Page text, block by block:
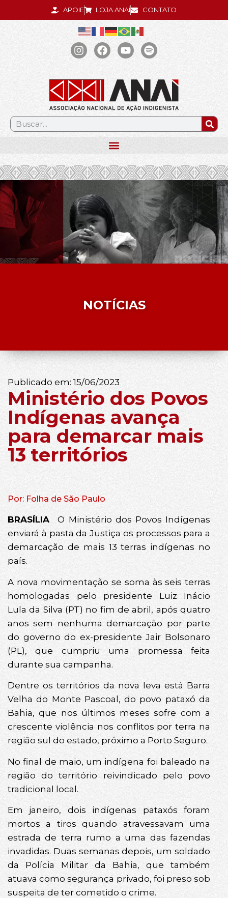
APOIE LOJA ANAÍ CONTATO
.
NOTÍCIAS
Publicado em: 15/06/2023
Ministério dos Povos
Indígenas avança
para demarcar mais
13 territórios
Por: Folha de São Paulo
BRASÍLIAO Ministério dos Povos Indígenas
enviará à pasta da Justiça os processos para a
demarcação de mais 13 terras indígenas no
país.
A nova movimentação se soma às seis terras
homologadas pelo presidente Luiz Inácio
Lula da Silva (PT) no fim de abril, após quatro
anos sem nenhuma demarcação por parte
do governo do ex-presidente Jair Bolsonaro
(PL), que cumpriu uma promessa feita
durante sua campanha.
Dentre os territórios da nova leva está Barra
Velha do Monte Pascoal, do povo pataxó da
Bahia, que nos últimos meses sofre com a
crescente violência nos conflitos por terra na
região sul do estado, próximo a Porto Seguro.
No final de maio, um indígena foi baleado na
região do território reivindicado pelo povo
tradicional local.
Em janeiro, dois indígenas pataxós foram
mortos a tiros quando atravessavam uma
estrada de terra rumo a uma das fazendas
invadidas. Duas semanas depois, um soldado
da Polícia Militar da Bahia, que também
atuava como segurança privado, foi preso sob
suspeita de ter cometido o crime.